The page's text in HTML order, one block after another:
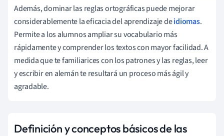
Además, dominar las reglas ortográficas puede mejorar
considerablemente la eficacia del aprendizaje deidiomas.
Permite a los alumnos ampliar su vocabulario más
rápidamente y comprender los textos con mayor facilidad. A
medida que te familiarices con los patrones y las reglas, leer
y escribir en alemán te resultará un proceso más ágil y
agradable.
Definición y conceptos básicos de las